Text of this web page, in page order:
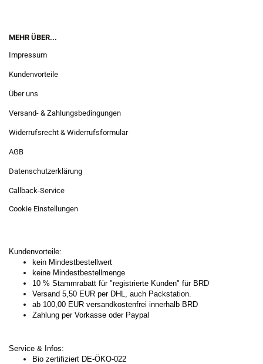
MEHR ÜBER...
Impressum
Kundenvorteile
Über uns
Versand- & Zahlungsbedingungen
Widerrufsrecht & Widerrufsformular
AGB
Datenschutzerklärung
Callback-Service
Cookie Einstellungen
Kundenvorteile:
kein Mindestbestellwert
keine Mindestbestellmenge
10 % Stammrabatt für "registrierte Kunden" für BRD
Versand 5,50 EUR per DHL, auch Packstation.
ab 100,00 EUR versandkostenfrei innerhalb BRD
Zahlung per Vorkasse oder Paypal
Service & Infos:
Bio zertifiziert DE-ÖKO-022